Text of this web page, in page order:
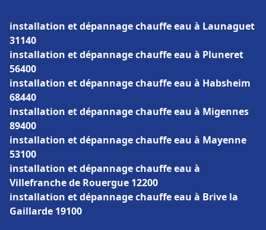
installation et dépannage chauffe eau à Launaguet
31140
installation et dépannage chauffe eau à Pluneret
56400
installation et dépannage chauffe eau à Habsheim
68440
installation et dépannage chauffe eau à Migennes
89400
installation et dépannage chauffe eau à Mayenne
53100
installation et dépannage chauffe eau à
Villefranche de Rouergue 12200
installation et dépannage chauffe eau à Brive la
Gaillarde 19100